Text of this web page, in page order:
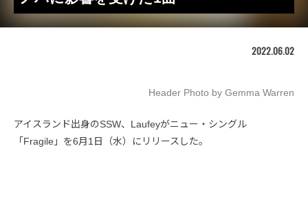
2022.06.02
Header Photo by Gemma Warren
アイスランド出身のSSW、Laufeyがニュー・シングル
「Fragile」を6月1日（水）にリリースした。